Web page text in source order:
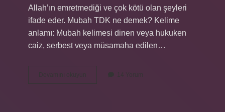
Allah’ın emretmediği ve çok kötü olan şeyleri
ifade eder. Mubah TDK ne demek? Kelime
anlamı: Mubah kelimesi dinen veya hukuken
caiz, serbest veya müsamaha edilen…
Devamını okuyun
Neye
14 Yorum